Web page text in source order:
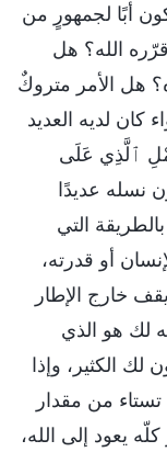
أبًا لجمهورٍ من
الله؟ هل
هل الأمر متروكٌ
كان لديه العديد
ٱلَّذِي عَلَى
نسله عديدًا
التي
أو قدرته،
خارج الإطار
لك هو الذي
لك الكثير، وإذا
من مقدار
يعود إلى الله،